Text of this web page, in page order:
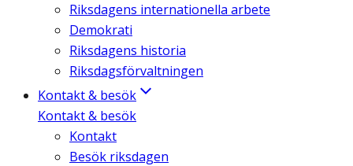
Riksdagens internationella arbete
Demokrati
Riksdagens historia
Riksdagsförvaltningen
Kontakt & besök
Kontakt & besök
Kontakt
Besök riksdagen